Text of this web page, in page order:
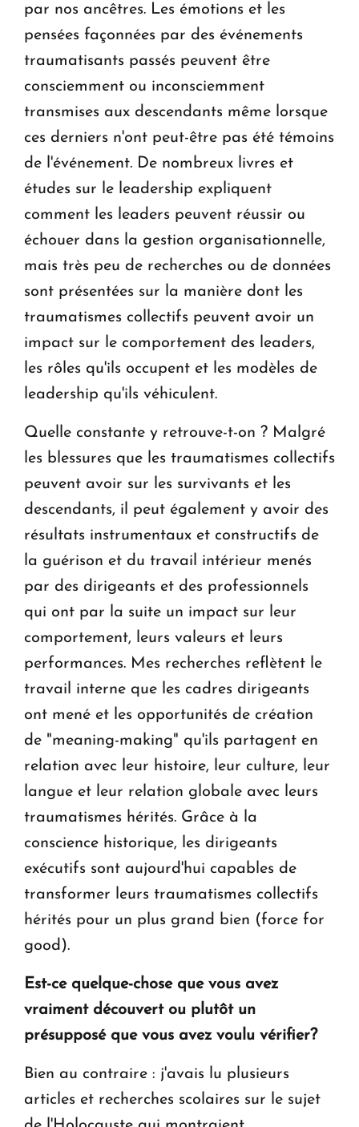
par nos ancêtres. Les émotions et les
pensées façonnées par des événements
traumatisants passés peuvent être
consciemment ou inconsciemment
transmises aux descendants même lorsque
ces derniers n'ont peut-être pas été témoins
de l'événement. De nombreux livres et
études sur le leadership expliquent
comment les leaders peuvent réussir ou
échouer dans la gestion organisationnelle,
mais très peu de recherches ou de données
sont présentées sur la manière dont les
traumatismes collectifs peuvent avoir un
impact sur le comportement des leaders,
les rôles qu'ils occupent et les modèles de
leadership qu'ils véhiculent.
Quelle constante y retrouve-t-on ? Malgré
les blessures que les traumatismes collectifs
peuvent avoir sur les survivants et les
descendants, il peut également y avoir des
résultats instrumentaux et constructifs de
la guérison et du travail intérieur menés
par des dirigeants et des professionnels
qui ont par la suite un impact sur leur
comportement, leurs valeurs et leurs
performances. Mes recherches reflètent le
travail interne que les cadres dirigeants
ont mené et les opportunités de création
de "meaning-making" qu'ils partagent en
relation avec leur histoire, leur culture, leur
langue et leur relation globale avec leurs
traumatismes hérités. Grâce à la
conscience historique, les dirigeants
exécutifs sont aujourd'hui capables de
transformer leurs traumatismes collectifs
hérités pour un plus grand bien (force for
good).
Est-ce quelque-chose que vous avez
vraiment découvert ou plutôt un
présupposé que vous avez voulu vérifier?
Bien au contraire : j'avais lu plusieurs
articles et recherches scolaires sur le sujet